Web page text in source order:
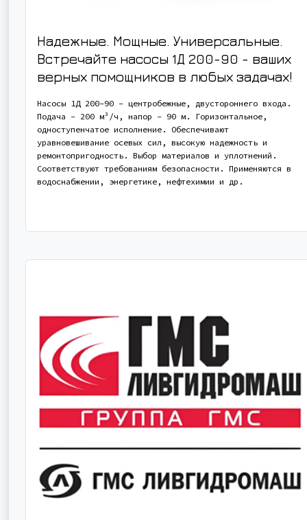
Надежные. Мощные. Универсальные.
Встречайте насосы 1Д 200-90 - ваших
верных помощников в любых задачах!
Насосы 1Д 200-90 - центробежные, двустороннего входа.
Подача - 200 м³/ч, напор - 90 м. Горизонтальное,
одноступенчатое исполнение. Обеспечивают
уравновешивание осевых сил, высокую надежность и
ремонтопригодность. Выбор материалов и уплотнений.
Соответствуют требованиям безопасности. Применяются в
водоснабжении, энергетике, нефтехимии и др.